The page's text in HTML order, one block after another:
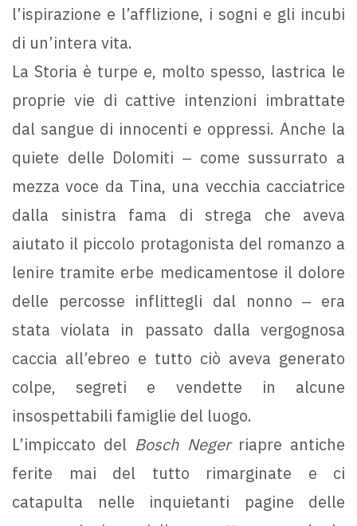
l’ispirazione e l’afflizione, i sogni e gli incubi
di un’intera vita.
La Storia è turpe e, molto spesso, lastrica le
proprie vie di cattive intenzioni imbrattate
dal sangue di innocenti e oppressi. Anche la
quiete delle Dolomiti ‒ come sussurrato a
mezza voce da Tina, una vecchia cacciatrice
dalla sinistra fama di strega che aveva
aiutato il piccolo protagonista del romanzo a
lenire tramite erbe medicamentose il dolore
delle percosse inflittegli dal nonno ‒ era
stata violata in passato dalla vergognosa
caccia all’ebreo e tutto ciò aveva generato
colpe, segreti e vendette in alcune
insospettabili famiglie del luogo.
L’impiccato del Bosch Negerriapre antiche
ferite mai del tutto rimarginate e ci
catapulta nelle inquietanti pagine delle